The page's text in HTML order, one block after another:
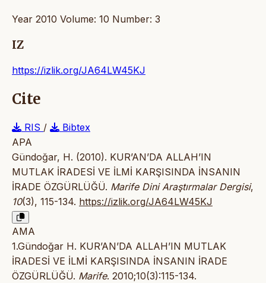
Year 2010 Volume: 10 Number: 3
IZ
https://izlik.org/JA64LW45KJ
Cite
RIS /
Bibtex
APA
Gündoğar, H. (2010). KUR’AN’DA ALLAH’IN
MUTLAK İRADESİ VE İLMİ KARŞISINDA İNSANIN
İRADE ÖZGÜRLÜĞÜ. Marife Dini Araştırmalar Dergisi,
10(3), 115-134. https://izlik.org/JA64LW45KJ
AMA
1.Gündoğar H. KUR’AN’DA ALLAH’IN MUTLAK
İRADESİ VE İLMİ KARŞISINDA İNSANIN İRADE
ÖZGÜRLÜĞÜ. Marife. 2010;10(3):115-134.